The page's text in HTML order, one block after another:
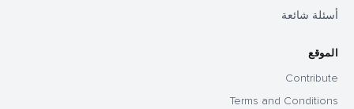
أسئلة شائعة
الموقع
Contribute
Terms and Conditions